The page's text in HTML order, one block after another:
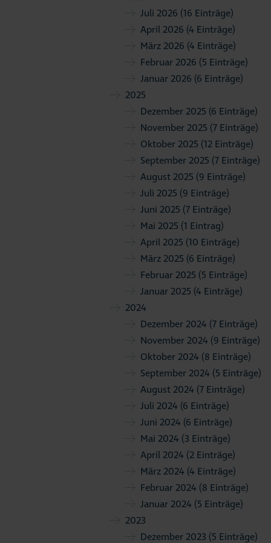
Juli 2026 (16 Einträge)
April 2026 (4 Einträge)
März 2026 (4 Einträge)
Februar 2026 (5 Einträge)
Januar 2026 (6 Einträge)
2025
Dezember 2025 (6 Einträge)
November 2025 (7 Einträge)
Oktober 2025 (12 Einträge)
September 2025 (7 Einträge)
August 2025 (9 Einträge)
Juli 2025 (9 Einträge)
Juni 2025 (7 Einträge)
Mai 2025 (1 Eintrag)
April 2025 (10 Einträge)
März 2025 (6 Einträge)
Februar 2025 (5 Einträge)
Januar 2025 (4 Einträge)
2024
Dezember 2024 (7 Einträge)
November 2024 (9 Einträge)
Oktober 2024 (8 Einträge)
September 2024 (5 Einträge)
August 2024 (7 Einträge)
Juli 2024 (6 Einträge)
Juni 2024 (6 Einträge)
Mai 2024 (3 Einträge)
April 2024 (2 Einträge)
März 2024 (4 Einträge)
Februar 2024 (8 Einträge)
Januar 2024 (5 Einträge)
2023
Dezember 2023 (5 Einträge)